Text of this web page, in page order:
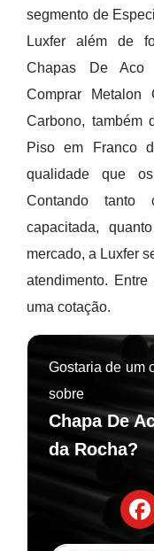
segmento de
Luxfer além de
Chapas De Aco
Comprar
Carbono, também
Piso em Franco
qualidade que
Contando tanto
capacitada,
mercado, a Luxfer
atendimento.
uma cotação.
Gostaria de um
sobre
Chapa De
da Rocha?